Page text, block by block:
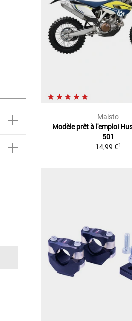
Maisto
Modèle prêt à l'emploi
501
14,99 €1